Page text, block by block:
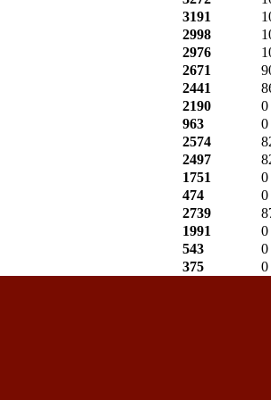
3191
2998
2976
2671
2441
2190
0
963
0
2574
2497
1751
0
474
0
2739
1991
0
543
0
375 0